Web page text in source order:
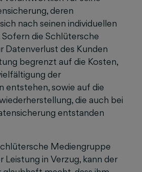
deren
nach seinen individuellen
die Schlütersche
Datenverlust des Kunden
begrenzt auf die Kosten,
der
entstehen, sowie auf die
die auch bei
entstanden
Mediengruppe
in Verzug, kann der